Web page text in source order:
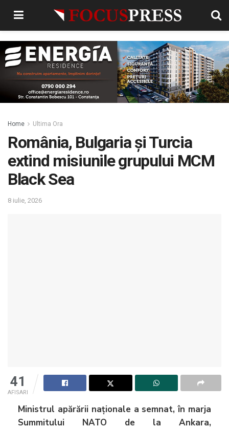
Home Ultima Ora
România, Bulgaria și Turcia
extind misiunile grupului MCM
Black Sea
8 iulie, 2026
41
AFISARI
Ministrul apărării naționale a semnat, în marja
Summitului NATO de la Ankara,